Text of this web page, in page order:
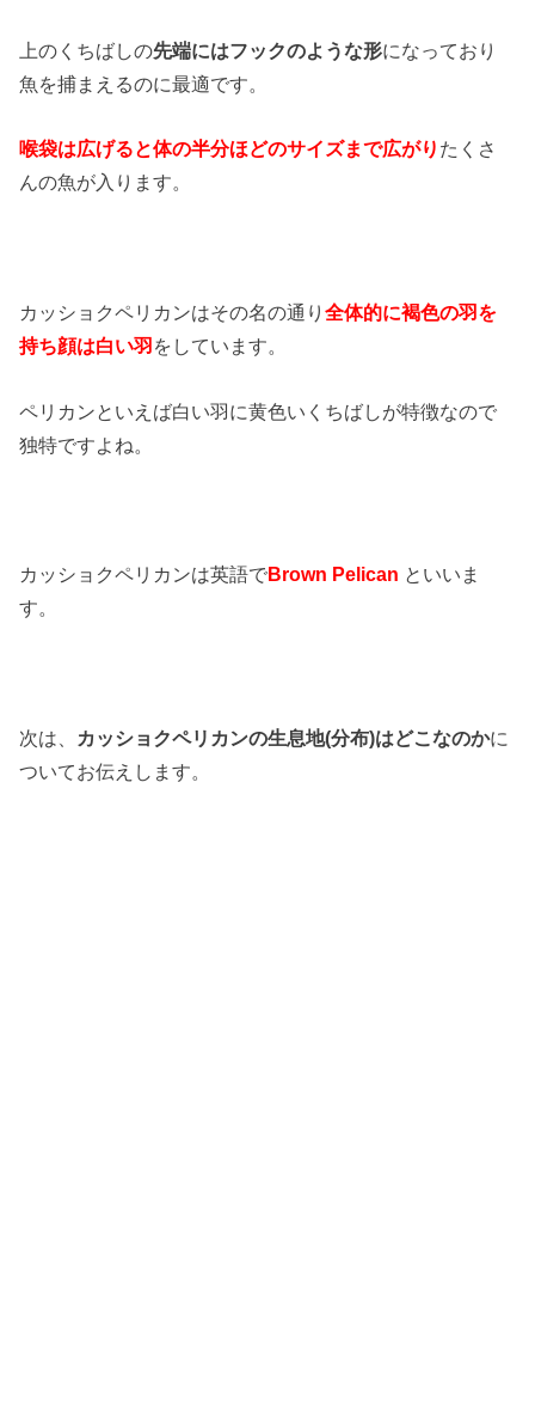
上のくちばしの先端にはフックのような形になっており
魚を捕まえるのに最適です。
喉袋は広げると体の半分ほどのサイズまで広がり たくさ
んの魚が入ります。
カッショクペリカンはその名の通り全体的に褐色の羽を
持ち顔は白い羽 をしています。
ペリカンといえば白い羽に黄色いくちばしが特徴なので
独特ですよね。
カッショクペリカンは英語でBrown Pelican といいま
す。
次は、 カッショクペリカンの生息地(分布)はどこなのかに
ついてお伝えします。